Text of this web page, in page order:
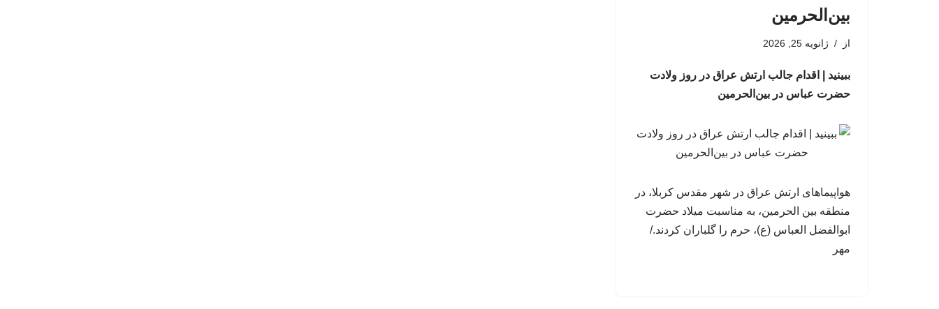
بین‌الحرمین
از ژانویه 25, 2026
ببینید | اقدام جالب ارتش عراق در روز ولادت
حضرت عباس در بین‌الحرمین
هواپیماهای ارتش عراق در شهر مقدس کربلا، در
منطقه بین الحرمین، به مناسبت میلاد حضرت
ابوالفضل العباس (ع)، حرم را گلباران کردند./
مهر